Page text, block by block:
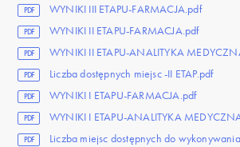
PDF WYNIKI III ETAPU-FARMACJA.pdf
PDF WYNIKI II ETAPU-FARMACJA.pdf
PDF WYNIKI II ETAPU-ANALITYKA
PDF Liczba dostępnych miejsc -II ETAP.pdf
PDF WYNIKI I ETAPU-FARMACJA.pdf
PDF WYNIKI I ETAPU-ANALITYKA
PDF Liczba miejsc dostępnych do